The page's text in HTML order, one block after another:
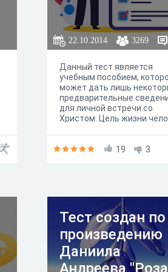
22.10.2014 3269
Данный тест является
учебным пособием,
может дать лишь
предварительные
для личной встречи со
Христом. Цель жизни
и общаться с Ним.
19 3
Тест создан по
произведению
Даниила
Андреева "Роза